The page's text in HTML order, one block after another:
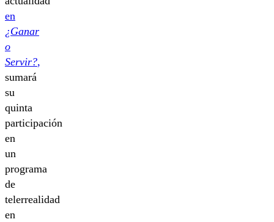
en
¿Ganar
o
Servir?,
sumará
su
quinta
participación
en
un
programa
de
telerrealidad
en